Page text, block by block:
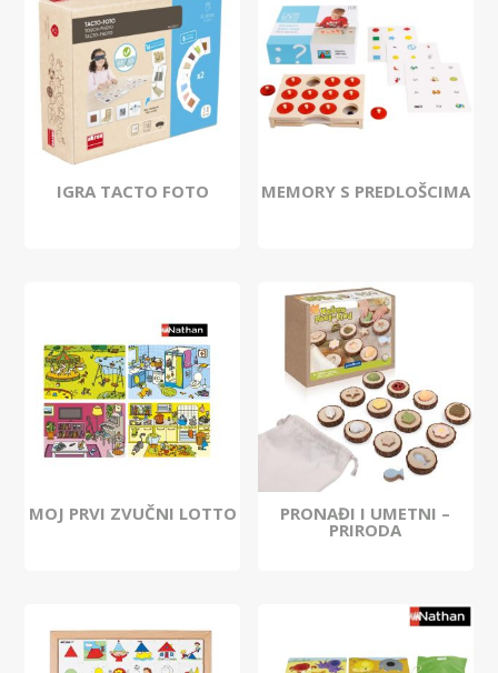
IGRA TACTO FOTO MEMORY S PREDLOŠCIMA
MOJ PRVI ZVUČNI LOTTO PRONAĐI I UMETNI –
PRIRODA